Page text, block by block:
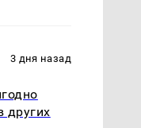
3 дня назад
других